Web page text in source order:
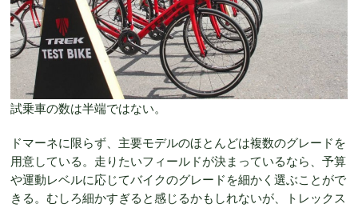
試乗車の数は半端ではない。
ドマーネに限らず、主要モデルのほとんどは複数のグレードを
用意している。走りたいフィールドが決まっているなら、予算
や運動レベルに応じてバイクのグレードを細かく選ぶことがで
きる。むしろ細かすぎると感じるかもしれないが、トレックス